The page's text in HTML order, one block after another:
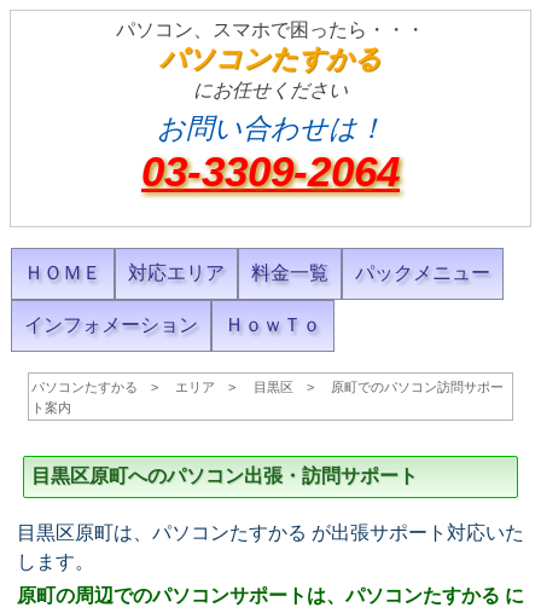
パソコン、スマホで困ったら・・・
パソコンたすかる
にお任せください
お問い合わせは！
03-3309-2064
ＨＯＭＥ 対応エリア 料金一覧 パックメニュー
インフォメーション ＨｏｗＴｏ
パソコンたすかる エリア 目黒区
原町でのパソコン訪問サポー
ト案内
目黒区原町へのパソコン出張・訪問サポート
目黒区原町は、パソコンたすかる が出張サポート対応いた
します。
原町の周辺でのパソコンサポートは、パソコンたすかる に